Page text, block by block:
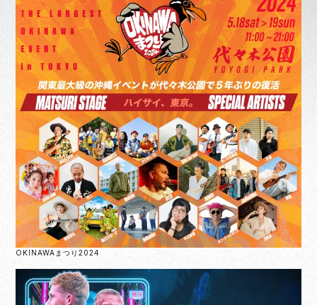
OKINAWAまつり2024